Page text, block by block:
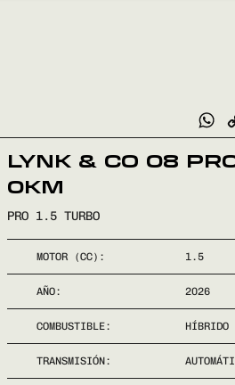
LYNK & CO 08
0KM
PRO 1.5 TURBO
MOTOR (CC): 1.5
AÑO: 2026
COMBUSTIBLE: HÍBRIDO
TRANSMISIÓN: